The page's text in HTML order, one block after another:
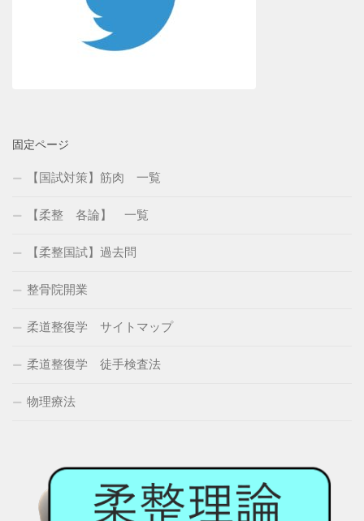
固定ページ
【国試対策】筋肉 一覧
【柔整 各論】 一覧
【柔整国試】過去問
整骨院開業
柔道整復学 サイトマップ
柔道整復学 徒手検査法
物理療法